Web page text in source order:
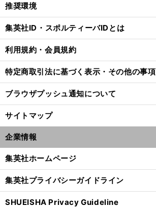
推奨環境
集英社ID・スポルティーバIDとは
利用規約・会員規約
特定商取引法に基づく表示・その他の事項
ブラウザプッシュ通知について
サイトマップ
企業情報
集英社ホームページ
集英社プライバシーガイドライン
SHUEISHA Privacy Guideline